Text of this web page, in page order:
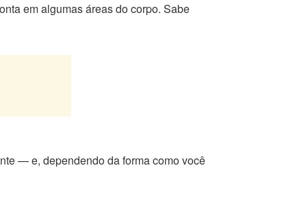
em algumas áreas do corpo. Sabe
— e, dependendo da forma como você